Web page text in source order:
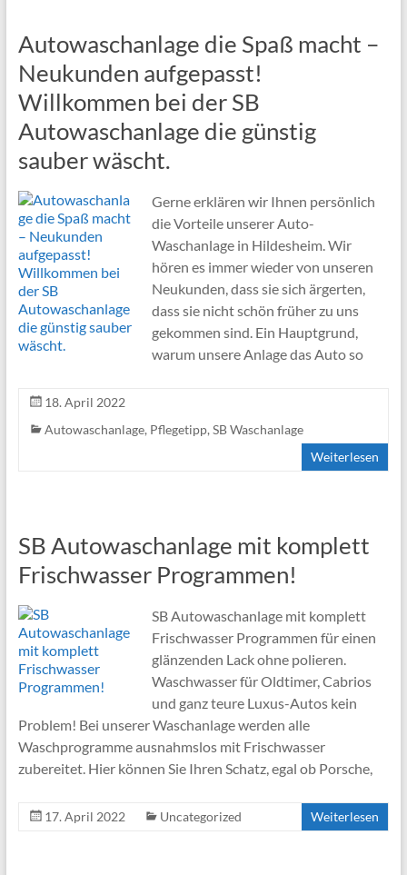
Autowaschanlage die Spaß macht –
Neukunden aufgepasst!
Willkommen bei der SB
Autowaschanlage die günstig
sauber wäscht.
Gerne erklären wir Ihnen persönlich
die Vorteile unserer Auto-
Waschanlage in Hildesheim. Wir
hören es immer wieder von unseren
Neukunden, dass sie sich ärgerten,
dass sie nicht schön früher zu uns
gekommen sind. Ein Hauptgrund,
warum unsere Anlage das Auto so
18. April 2022
Autowaschanlage, Pflegetipp, SB Waschanlage
Weiterlesen
SB Autowaschanlage mit komplett
Frischwasser Programmen!
SB Autowaschanlage mit komplett
Frischwasser Programmen für einen
glänzenden Lack ohne polieren.
Waschwasser für Oldtimer, Cabrios
und ganz teure Luxus-Autos kein
Problem! Bei unserer Waschanlage werden alle
Waschprogramme ausnahmslos mit Frischwasser
zubereitet. Hier können Sie Ihren Schatz, egal ob Porsche,
17. April 2022 Uncategorized Weiterlesen